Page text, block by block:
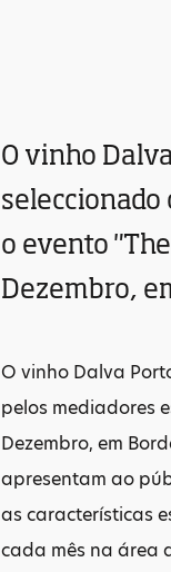
O vinho
o evento
Dezembro,
O vinho Dalva
pelos mediadores
Dezembro, em
apresentam ao
as características
cada mês na área